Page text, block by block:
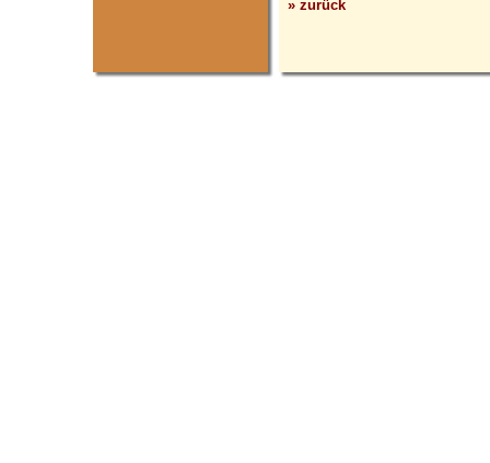
» zurück